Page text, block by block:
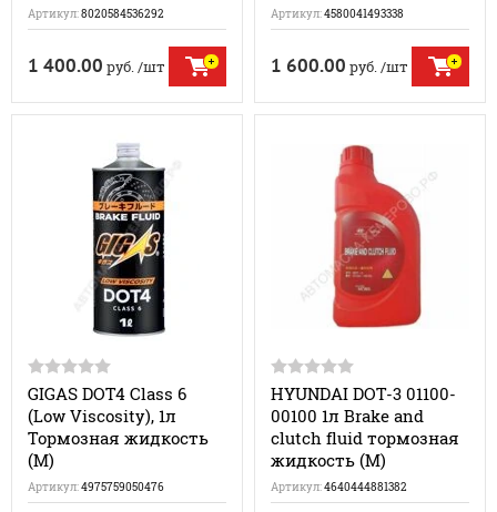
Артикул:8020584536292
1 400.00 руб./шт
Артикул:4580041493338
1 600.00 руб./шт
GIGAS DOT4 Class 6
(Low Viscosity), 1л
Тормозная жидкость
(M)
Артикул:4975759050476
HYUNDAI DOT-3 01100-
00100 1л Brake and
clutch fluid тормозная
жидкость (M)
Артикул:4640444881382